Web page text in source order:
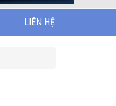
LIÊN HỆ